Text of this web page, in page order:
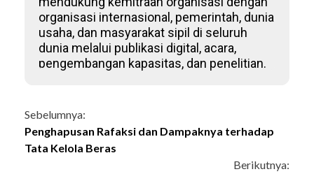
organisasi internasional, pemerintah, dunia
usaha, dan masyarakat sipil di seluruh
dunia melalui publikasi digital, acara,
pengembangan kapasitas, dan penelitian.
Continue
Reading
Sebelumnya:
Penghapusan Rafaksi dan Dampaknya terhadap
Tata Kelola Beras
Berikutnya: